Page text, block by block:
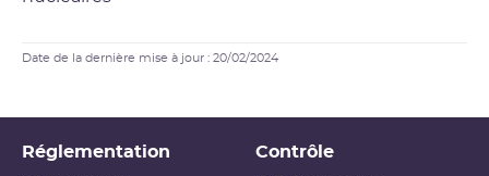
série d'opérations d'assainissement et de
Date de la dernière mise à jour : 20/02/2024
Réglementation Contrôle